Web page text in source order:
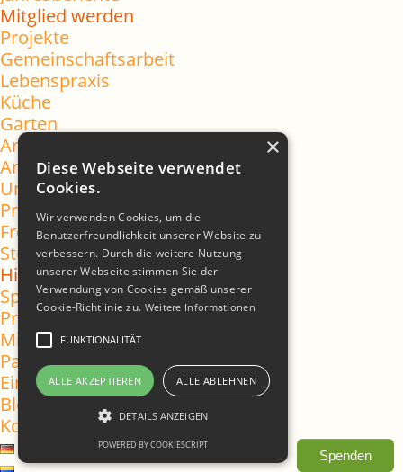
Mitglied werden
Projekte
Gemeinschaftsarbeit
Lebenspraxis
Küche
Garten
Aromatízate
Aromatizate
Unterstützte Kommunikation
Praktika
Freiwillige
Studierende
Hilf´ mit
Spenden
Praktikum
Mitglied werden
Patenschaften
Einkaufen & helfen
Blog
Kontakt
Spenden
×
Diese Webseite verwendet
Cookies.
Wir verwenden Cookies, um die
Benutzerfreundlichkeit unserer Website zu
verbessern. Durch die weitere Nutzung
unserer Webseite stimmen Sie der
Verwendung von Cookies gemäß unserer
Cookie-Richtlinie zu. Weitere Informationen
FUNKTIONALITÄT
ALLE AKZEPTIEREN ALLE ABLEHNEN
DETAILS ANZEIGEN
POWERED BY COOKIESCRIPT